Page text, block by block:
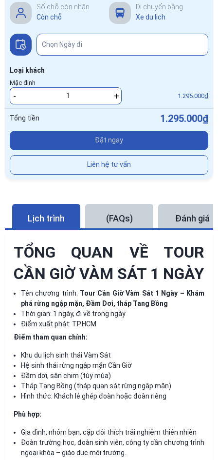
Số chỗ còn nhận
Còn chỗ
Di chuyển bằng
Xe du lịch
Loại khách
Mặc định
- + 1.295.000₫
Tổng tiền 1.295.000₫
Đặt ngay
Liên hệ tư vấn
Lịch trình (FAQs) Đánh giá
TỔNG QUAN VỀ TOUR
CẦN GIỜ VÀM SÁT 1 NGÀY
Tên chương trình: Tour Cần Giờ Vàm Sát 1 Ngày – Khám
phá rừng ngập mặn, Đầm Dơi, tháp Tang Bồng
Thời gian: 1 ngày, đi về trong ngày
Điểm xuất phát: TP.HCM
Điểm tham quan chính:
Khu du lịch sinh thái Vàm Sát
Hệ sinh thái rừng ngập mặn Cần Giờ
Đầm dơi, sân chim (tùy mùa)
Tháp Tang Bồng (tháp quan sát rừng ngập mặn)
Hình thức: Khách lẻ ghép đoàn hoặc đoàn riêng
Phù hợp:
Gia đình, nhóm bạn, cặp đôi thích trải nghiệm thiên nhiên
Đoàn trường học, đoàn sinh viên, công ty cần chương trình
ngoại khóa – giáo dục môi trường.